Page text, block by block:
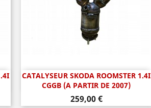
CATALYSEUR SKODA ROOMSTER 1.4I
CGGB (A PARTIR DE 2007)
Prix
259,00 €
Aperçu rapide